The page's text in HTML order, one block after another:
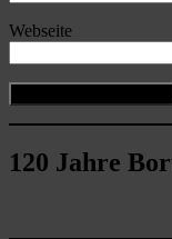
Webseite
120 Jahre